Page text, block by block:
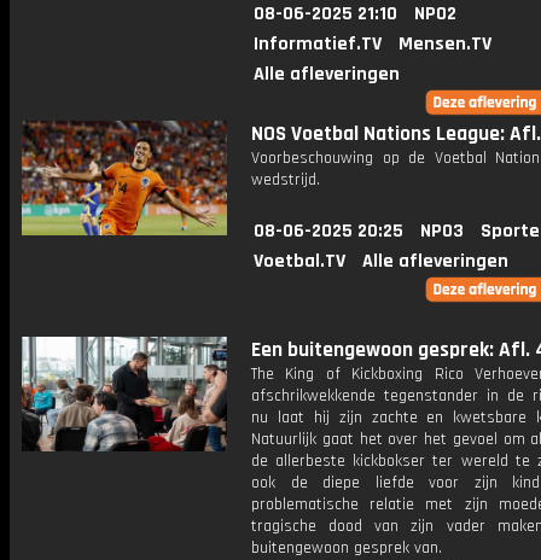
08-06-2025 21:10
NPO2
Informatief.TV
Mensen.TV
Alle afleveringen
NOS Voetbal Nations League:
Voorbeschouwing op de Voetbal
wedstrijd.
08-06-2025 20:25 NPO3
Voetbal.TV
Alle afleveringen
Een buitengewoon gesprek: Afl.
The King of Kickboxing Rico
afschrikwekkende tegenstander in de
nu laat hij zijn zachte en kwetsbare
Natuurlijk gaat het over het gevoel om
de allerbeste kickbokser ter wereld te
ook de diepe liefde voor zijn
problematische relatie met zijn
tragische dood van zijn vader
buitengewoon gesprek van.